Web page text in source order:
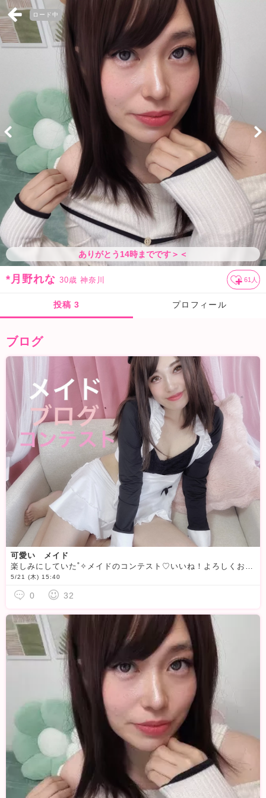
ロード中
ありがとう14時までです＞＜
*月野れな 30歳 神奈川 61 人
投稿 3 プロフィール
ブログ
可愛い メイド
楽しみにしていた˚✧メイドのコンテスト♡いいね！よろしくお願いします♡メイド服 間に合って着ました〜(´∀｀*)(*´∀｀*)♡メイドブログコンテスト♡2026年5月初 参加です
5/21 (木) 15:40
0 32